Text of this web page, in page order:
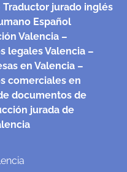
Traductor jurado inglés
Español
Valencia –
legales Valencia –
en Valencia –
comerciales en
documentos de
jurada de